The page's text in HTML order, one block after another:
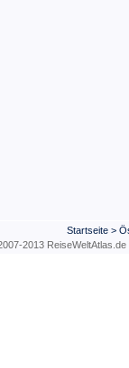
Startseite >
2013